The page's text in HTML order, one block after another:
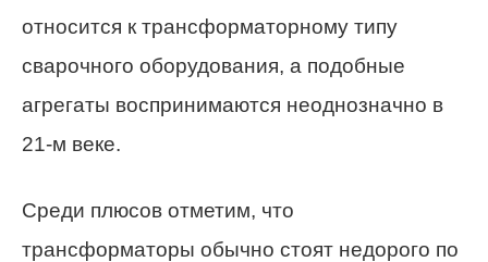
относится к трансформаторному типу
сварочного оборудования, а подобные
агрегаты воспринимаются неоднозначно в
21-м веке.
Среди плюсов отметим, что
трансформаторы обычно стоят недорого по